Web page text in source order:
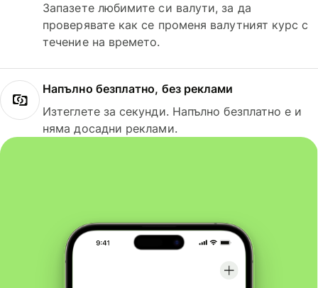
Запазете любимите си валути, за да
проверявате как се променя валутният курс с
течение на времето.
Напълно безплатно, без реклами
Изтеглете за секунди. Напълно безплатно е и
няма досадни реклами.